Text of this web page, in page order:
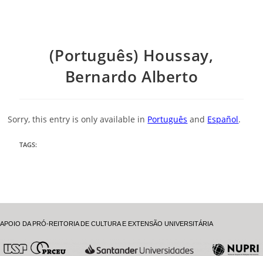
(Português) Houssay,
Bernardo Alberto
Sorry, this entry is only available in Português and Español.
TAGS:
APOIO DA PRÓ-REITORIA DE CULTURA E EXTENSÃO UNIVERSITÁRIA